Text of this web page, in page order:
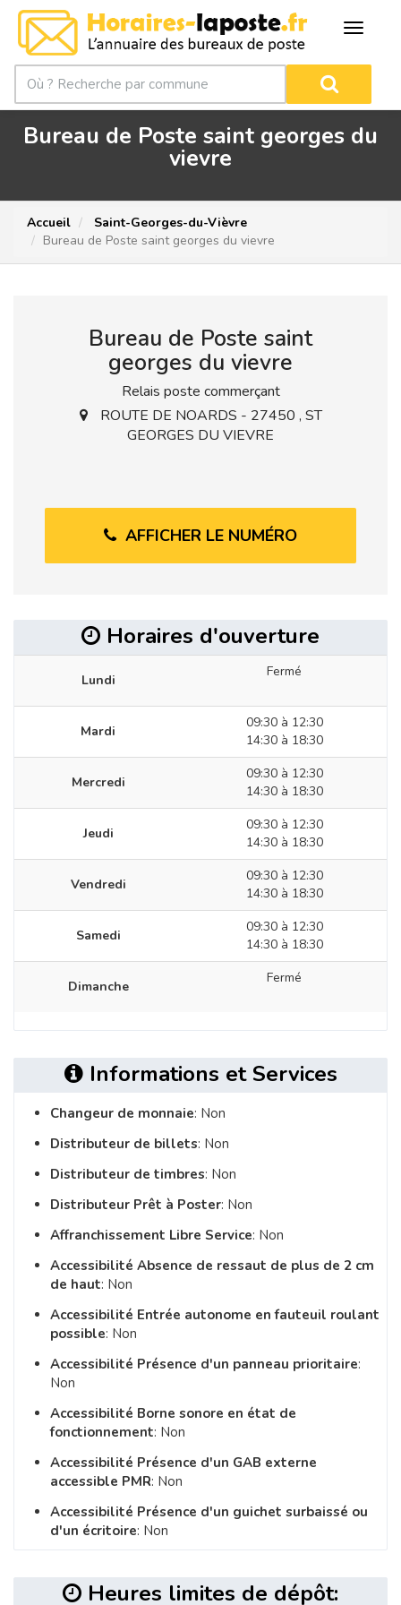
Bureau de Poste saint georges du
vievre
Accueil
Saint-Georges-du-Vièvre
Bureau de Poste saint georges du vievre
Bureau de Poste saint
georges du vievre
Relais poste commerçant
ROUTE DE NOARDS - 27450 , ST
GEORGES DU VIEVRE
AFFICHER LE NUMÉRO
Horaires d'ouverture
Lundi
Fermé
Mardi
09:30 à 12:30
14:30 à 18:30
Mercredi
09:30 à 12:30
14:30 à 18:30
Jeudi
09:30 à 12:30
14:30 à 18:30
Vendredi
09:30 à 12:30
14:30 à 18:30
Samedi
09:30 à 12:30
14:30 à 18:30
Dimanche
Fermé
Informations et Services
Changeur de monnaie: Non
Distributeur de billets: Non
Distributeur de timbres: Non
Distributeur Prêt à Poster: Non
Affranchissement Libre Service: Non
Accessibilité Absence de ressaut de plus de 2 cm
de haut: Non
Accessibilité Entrée autonome en fauteuil roulant
possible: Non
Accessibilité Présence d'un panneau prioritaire:
Non
Accessibilité Borne sonore en état de
fonctionnement: Non
Accessibilité Présence d'un GAB externe
accessible PMR: Non
Accessibilité Présence d'un guichet surbaissé ou
d'un écritoire: Non
Heures limites de dépôt: